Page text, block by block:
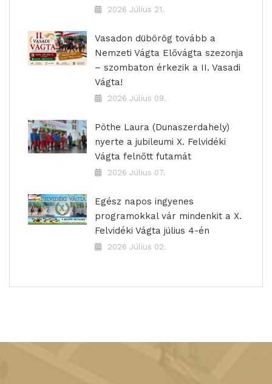
2026 Július 21.
Vasadon dübörög tovább a
Nemzeti Vágta Elővágta szezonja
– szombaton érkezik a II. Vasadi
Vágta!
2026 Július 09.
Pöthe Laura (Dunaszerdahely)
nyerte a jubileumi X. Felvidéki
Vágta felnőtt futamát
2026 Július 07.
Egész napos ingyenes
programokkal vár mindenkit a X.
Felvidéki Vágta július 4-én
2026 Július 02.